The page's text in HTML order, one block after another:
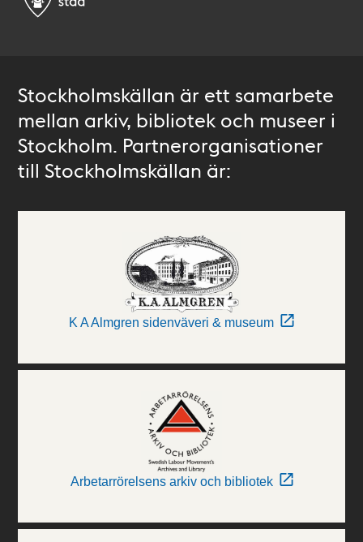
Stockholmskällan är ett samarbete
mellan arkiv, bibliotek och museer i
Stockholm. Partnerorganisationer
till Stockholmskällan är:
K A Almgren sidenväveri & museum
Arbetarrörelsens arkiv och bibliotek